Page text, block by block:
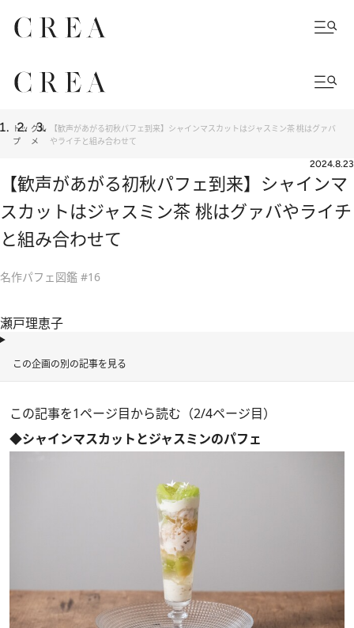
トッ
プ
グル
メ
【歓声があがる初秋パフェ到来】シャインマスカットはジャスミン茶 桃はグァバ
やライチと組み合わせて
2024.8.23
【歓声があがる初秋パフェ到来】シャインマ
スカットはジャスミン茶 桃はグァバやライチ
と組み合わせて
名作パフェ図鑑 #16
瀬戸理恵子
この企画の別の記事を見る
この記事を1ページ目から読む（2/4ページ目）
◆シャインマスカットとジャスミンのパフェ